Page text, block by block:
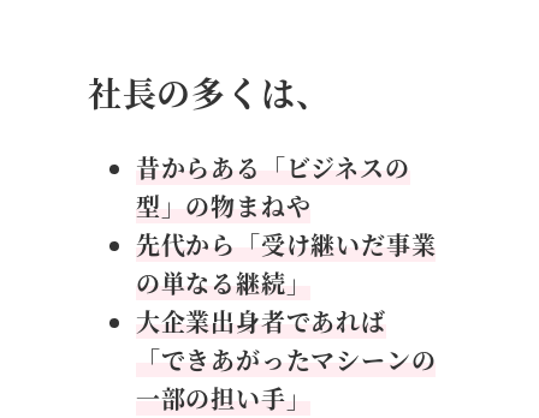
社長の多くは、
昔からある「ビジネスの
型」の物まねや
先代から「受け継いだ事業
の単なる継続」
大企業出身者であれば
「できあがったマシーンの
一部の担い手」